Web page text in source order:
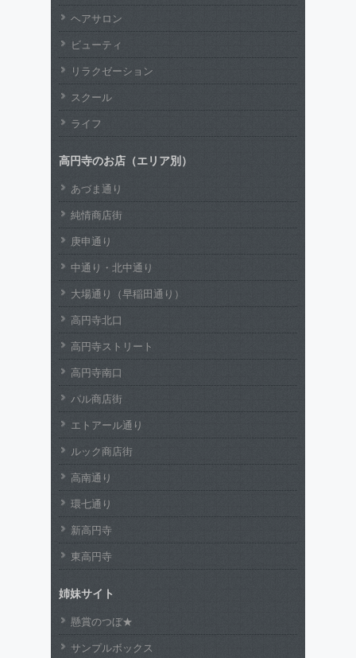
ヘアサロン
ビューティ
リラクゼーション
スクール
ライフ
高円寺のお店（エリア別）
あづま通り
純情商店街
庚申通り
中通り・北中通り
大場通り（早稲田通り）
高円寺北口
高円寺ストリート
高円寺南口
パル商店街
エトアール通り
ルック商店街
高南通り
環七通り
新高円寺
東高円寺
姉妹サイト
懸賞のつぼ★
サンプルボックス